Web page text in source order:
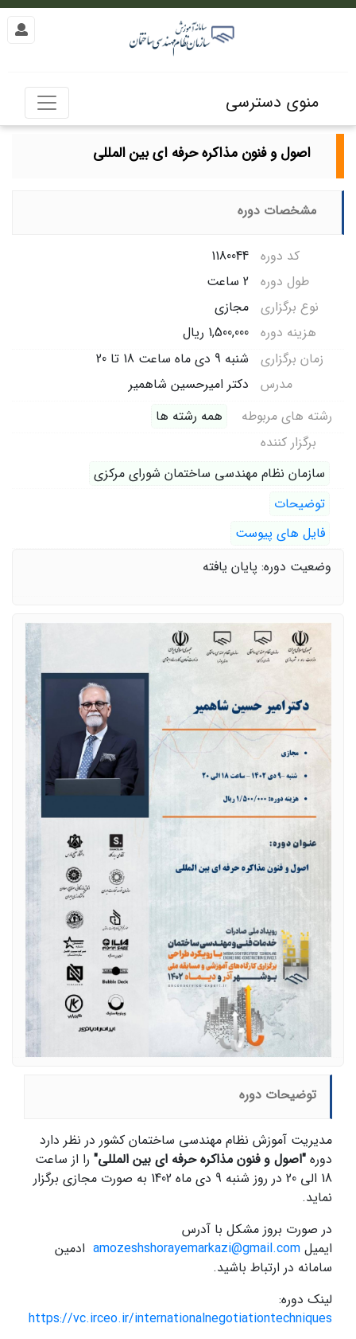
منوی دسترسی
اصول و فنون مذاکره حرفه ای بین المللی
مشخصات دوره
کد دوره 1180044
طول دوره 2 ساعت
نوع برگزاری مجازی
هزینه دوره 1,500,000 ریال
زمان برگزاری
شنبه 9 دی ماه ساعت 18 تا 20
مدرس
دکتر امیرحسین شاهمیر
رشته های مربوطه
همه رشته ها
برگزار کننده
سازمان نظام مهندسی ساختمان شورای مرکزی
توضیحات
فایل های پیوست
وضعیت دوره: پایان یافته
توضیحات دوره
مدیریت آموزش نظام مهندسی ساختمان کشور در نظر دارد
دوره "اصول و فنون مذاکره حرفه ای بین المللی" را از ساعت
18 الی 20 در روز شنبه 9 دی ماه 1402 به صورت مجازی برگزار
نماید.
در صورت بروز مشکل با آدرس
ایمیل amozeshshorayemarkazi@gmail.com ادمین
سامانه در ارتباط باشید.
لینک دوره:
https://vc.irceo.ir/internationalnegotiationtechniques